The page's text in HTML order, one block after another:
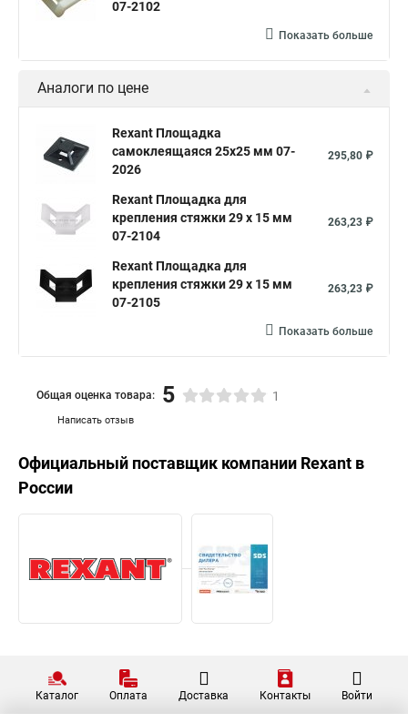
07-2102
Показать больше
Аналоги по цене
Rexant Площадка
самоклеящаяся 25х25 мм 07-
2026
295,80 ₽
Rexant Площадка для
крепления стяжки 29 х 15 мм
07-2104
263,23 ₽
Rexant Площадка для
крепления стяжки 29 х 15 мм
07-2105
263,23 ₽
Показать больше
Написать отзыв
Общая оценка товара: 5 1
Официальный поставщик компании Rexant в
России
Каталог Оплата Доставка Контакты Войти